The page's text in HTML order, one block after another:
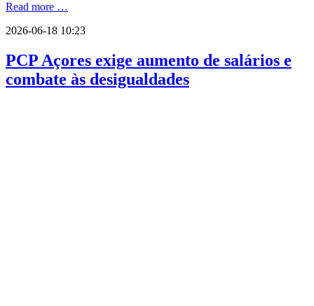
Read more …
2026-06-18 10:23
PCP Açores exige aumento de salários e
combate às desigualdades